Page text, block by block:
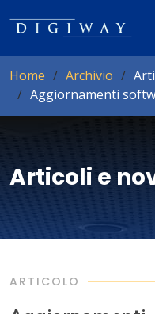
Home Archivio
Aggiornamenti
Articoli e
ARTICOLO